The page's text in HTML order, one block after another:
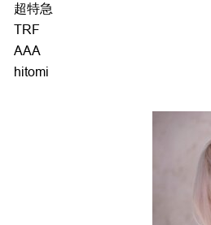
超特急
TRF
AAA
hitomi